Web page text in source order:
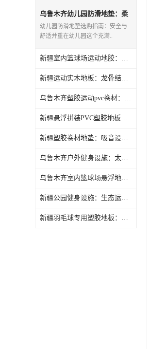
乌鲁木齐幼儿园防滑地垫：柔
软舒适呵护肌肤
幼儿园防滑地垫选购指南：安全与
舒适并重在幼儿园这个充满..
新疆室内篮球场运动地胶：抗冲击降低风险
新疆运动实木地板：龙骨结构稳固支撑
乌鲁木齐塑胶运动pvc卷材：抗折性好不易损坏
新疆悬浮拼装PVC塑胶地板：轻便易装节省时间
新疆塑胶卷材地垫：吸音设计减少噪音
乌鲁木齐户外健身设施：太阳能照明深夜安全
乌鲁木齐室内篮球场悬浮地板：快速安装灵活布局
新疆公园健身设施：生态运动畅享绿色生活
新疆羽毛球专用塑胶地板：专注回弹率真实体验